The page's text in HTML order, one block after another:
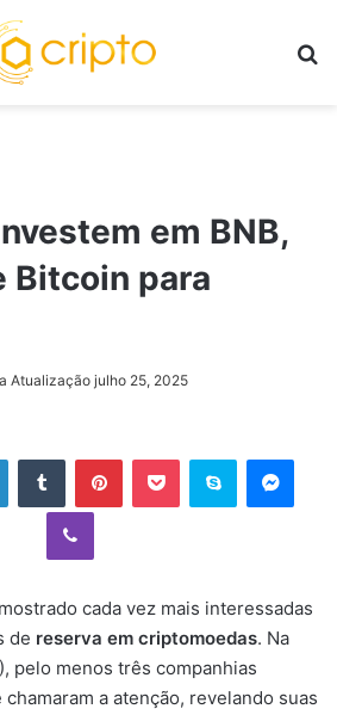
em BNB,
Bitcoin para
Atualização julho 25, 2025
LinkedinTumblr PinterestPocket Skype
Viber
cada vez mais interessadas
de reserva em criptomoedas. Na
pelo menos três companhias
a atenção, revelando suas